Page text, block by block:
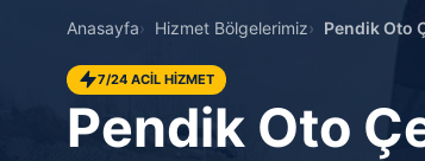
Anasayfa Hizmet Bölgelerimiz Pendik Oto
7/24 ACİL HİZMET
Pendik Oto